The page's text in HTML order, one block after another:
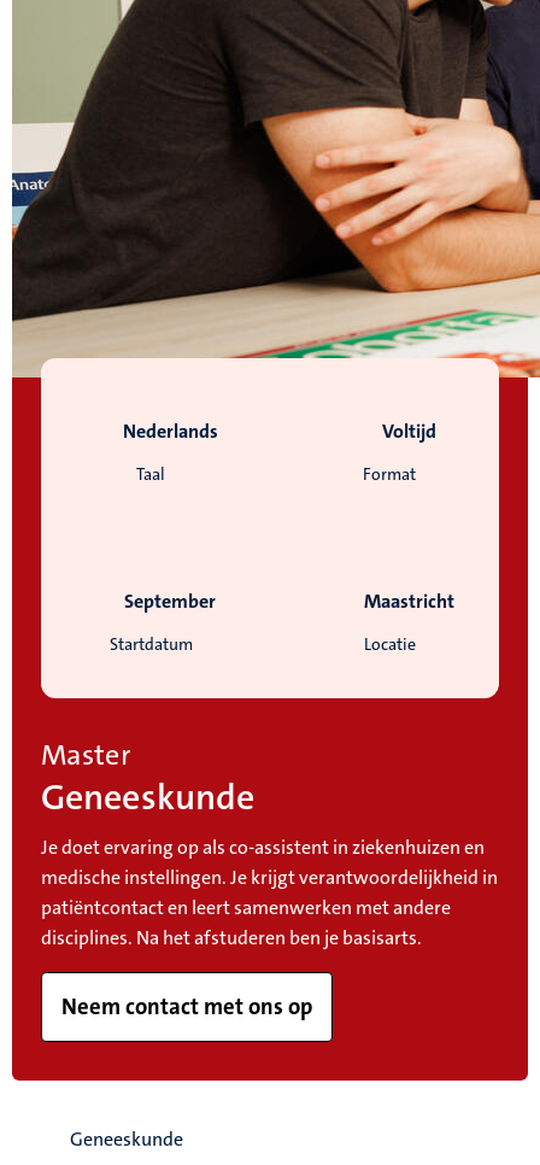
Taal
Nederlands
Format
Voltijd
Startdatum
September
Locatie
Maastricht
Master
Geneeskunde
Je doet ervaring op als co-assistent in ziekenhuizen en
medische instellingen. Je krijgt verantwoordelijkheid in
patiëntcontact en leert samenwerken met andere
disciplines. Na het afstuderen ben je basisarts.
Neem contact met ons op
Geneeskunde